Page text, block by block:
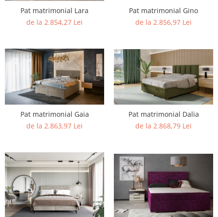
Pat matrimonial Lara
de la 2.854,27 Lei
Pat matrimonial Gino
de la 2.856,97 Lei
Pat matrimonial Gaia
de la 2.863,97 Lei
Pat matrimonial Dalia
de la 2.868,79 Lei